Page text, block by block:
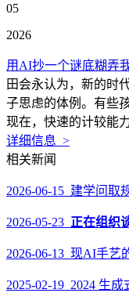
05
2026
用AI抄一个谜底糊弄
田会永认为，新的时
子思虑的体例。有些
现在，快速的计较能
详细信息 >
相关新闻
2026-06-15 建学问取
2026-05-23 正在组织
2026-06-13 现AI手艺
2025-02-19 2024 生